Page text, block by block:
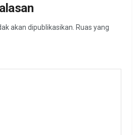
akan dipublikasikan. Ruas yang